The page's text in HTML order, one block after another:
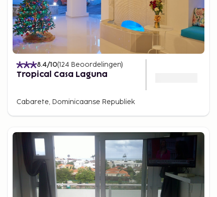
8.4/10(124 Beoordelingen)
Tropical Casa Laguna
Cabarete, Dominicaanse Republiek